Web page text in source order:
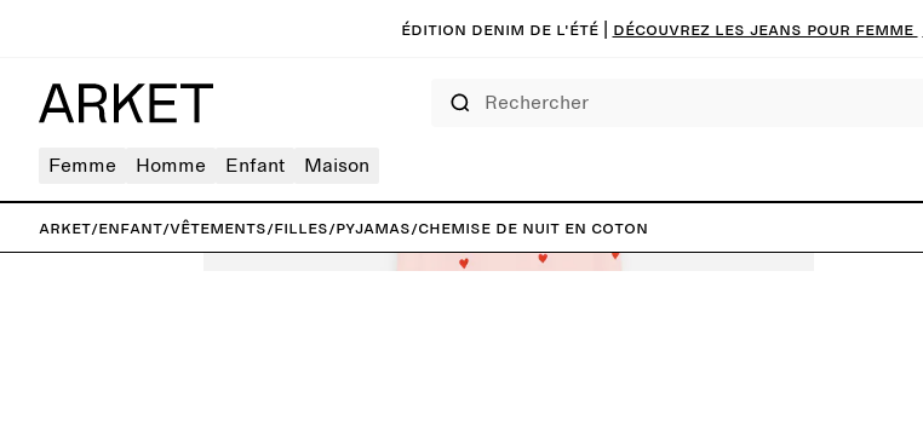
Édition denim de l'été | Découvrez les jeans pour femme
Femme Homme Enfant Maison
ARKET/Enfant/Vêtements/Filles/Pyjamas/Chemise de nuit en coton